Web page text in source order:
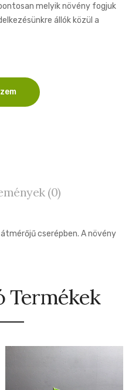
melyik növény fogjuk
állók közül a
(0)
cserépben. A növény
Termékek